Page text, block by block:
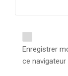
Enregistrer
ce